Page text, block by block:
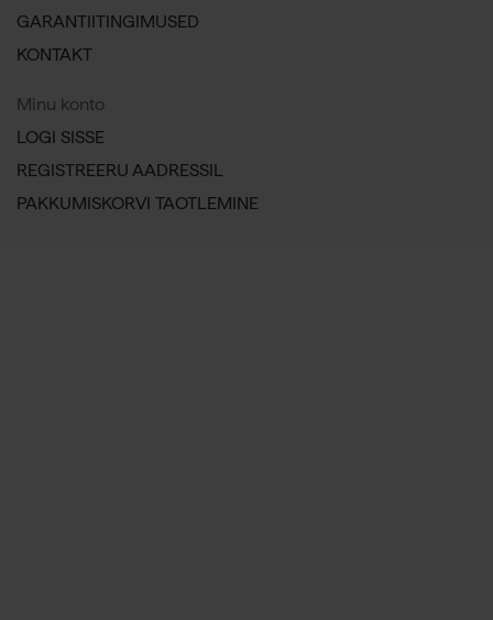
GARANTIITINGIMUSED
KONTAKT
Minu konto
LOGI SISSE
REGISTREERU AADRESSIL
PAKKUMISKORVI TAOTLEMINE